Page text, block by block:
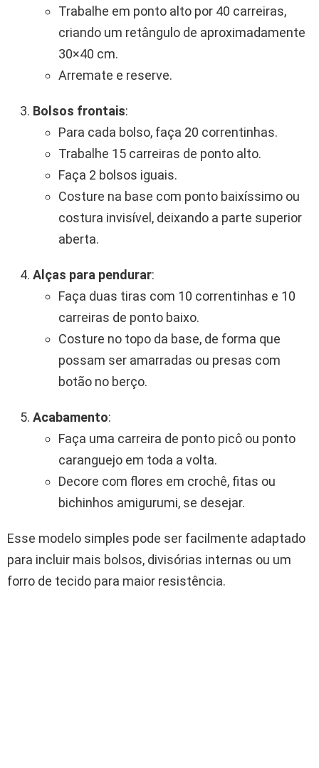
Trabalhe em ponto alto por 40 carreiras,
criando um retângulo de aproximadamente
30×40 cm.
Arremate e reserve.
Bolsos frontais:
Para cada bolso, faça 20 correntinhas.
Trabalhe 15 carreiras de ponto alto.
Faça 2 bolsos iguais.
Costure na base com ponto baixíssimo ou
costura invisível, deixando a parte superior
aberta.
Alças para pendurar:
Faça duas tiras com 10 correntinhas e 10
carreiras de ponto baixo.
Costure no topo da base, de forma que
possam ser amarradas ou presas com
botão no berço.
Acabamento:
Faça uma carreira de ponto picô ou ponto
caranguejo em toda a volta.
Decore com flores em crochê, fitas ou
bichinhos amigurumi, se desejar.
Esse modelo simples pode ser facilmente adaptado
para incluir mais bolsos, divisórias internas ou um
forro de tecido para maior resistência.